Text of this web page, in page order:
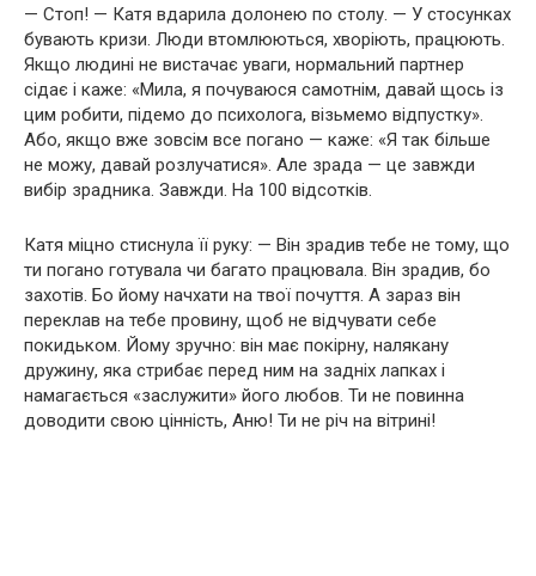
— Стоп! — Катя вдарила долонею по столу. — У стосунках
бувають кризи. Люди втомлюються, хворіють, працюють.
Якщо людині не вистачає уваги, нормальний партнер
сідає і каже: «Мила, я почуваюся самотнім, давай щось із
цим робити, підемо до психолога, візьмемо відпустку».
Або, якщо вже зовсім все погано — каже: «Я так більше
не можу, давай розлучатися». Але зрада — це завжди
вибір зрадника. Завжди. На 100 відсотків.
Катя міцно стиснула її руку: — Він зрадив тебе не тому, що
ти погано готувала чи багато працювала. Він зрадив, бо
захотів. Бо йому начхати на твої почуття. А зараз він
переклав на тебе провину, щоб не відчувати себе
покидьком. Йому зручно: він має покірну, налякану
дружину, яка стрибає перед ним на задніх лапках і
намагається «заслужити» його любов. Ти не повинна
доводити свою цінність, Аню! Ти не річ на вітрині!